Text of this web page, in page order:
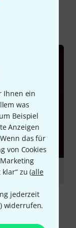
Ihnen ein
was
Beispiel
Anzeigen
das für
von Cookies
zu (alle
jederzeit
) widerrufen.